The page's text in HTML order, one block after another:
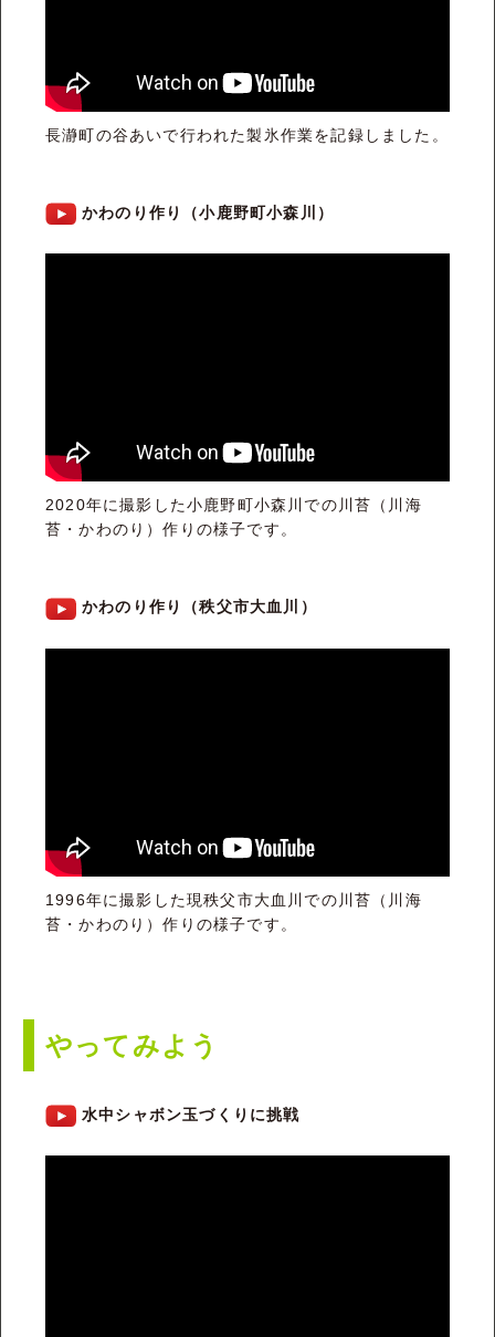
長瀞町の谷あいで行われた製氷作業を記録しました。
かわのり作り（小鹿野町小森川）
2020年に撮影した小鹿野町小森川での川苔（川海
苔・かわのり）作りの様子です。
かわのり作り（秩父市大血川）
1996年に撮影した現秩父市大血川での川苔（川海
苔・かわのり）作りの様子です。
やってみよう
水中シャボン玉づくりに挑戦